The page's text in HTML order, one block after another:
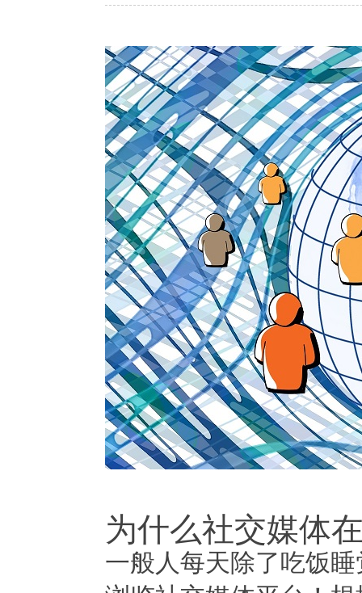
为什么社交媒体
一般人每天除了吃饭